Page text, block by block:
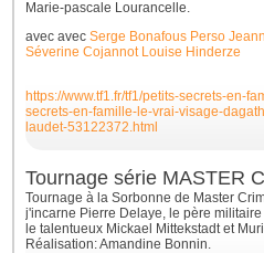
Marie-pascale Lourancelle.
avecavecSerge Bonafous Perso
Séverine Cojannot Louise Hinderze
https://www.tf1.fr/tf1/petits-secrets-en-
secrets-en-famille-le-vrai-visage-
laudet-53122372.html
Tournage série MASTER
Tournage à la Sorbonne de Master
j'incarne Pierre Delaye, le père
le talentueux Mickael Mittekstadt et
Réalisation: Amandine Bonnin.